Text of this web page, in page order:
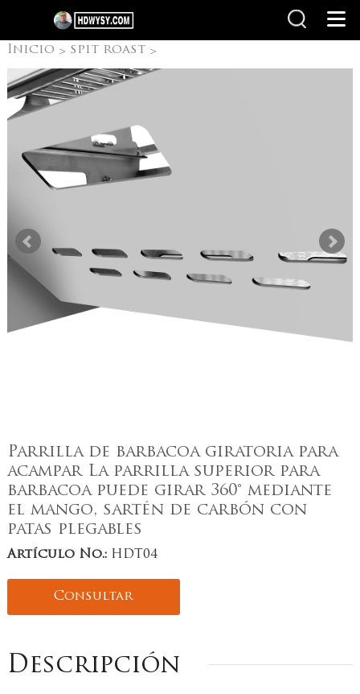
Inicio > spit roast >
Flip parrilla
Parrilla de barbacoa giratoria para
acampar La parrilla superior para
barbacoa puede girar 360° mediante
el mango, sartén de carbón con
patas plegables
Artículo No.:HDT04
Consultar
Descripción